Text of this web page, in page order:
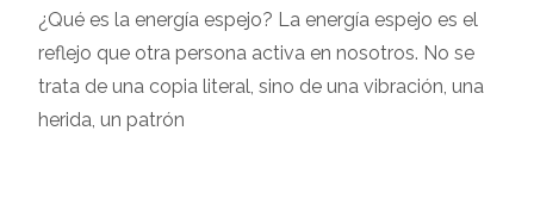
¿Qué es la energía espejo? La energía espejo es el
reflejo que otra persona activa en nosotros. No se
trata de una copia literal, sino de una vibración, una
herida, un patrón